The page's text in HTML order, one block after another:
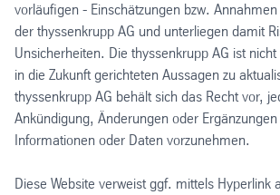
vorläufigen - Einschätzungen bzw.
der thyssenkrupp AG und unterliegen damit
Unsicherheiten. Die thyssenkrupp AG ist
in die Zukunft gerichteten Aussagen zu
thyssenkrupp AG behält sich das Recht vor,
Ankündigung, Änderungen oder
Informationen oder Daten vorzunehmen.
Diese Website verweist ggf. mittels Hyperlink